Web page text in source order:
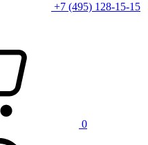
+7 (495) 128-15-15
0